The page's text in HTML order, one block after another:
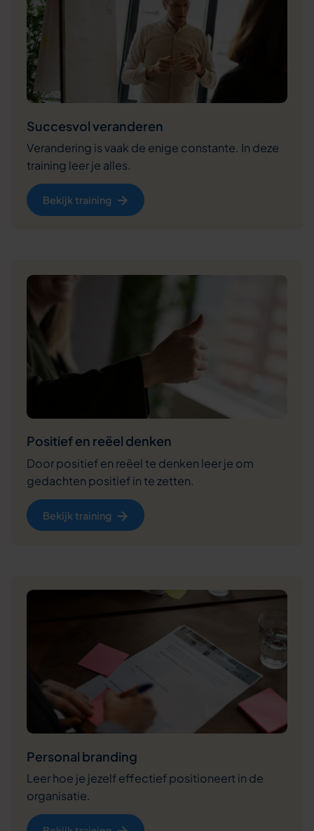
Succesvol veranderen
Verandering is vaak de enige constante. In deze
training leer je alles.
Bekijk training
Positief en reëel denken
Door positief en reëel te denken leer je om
gedachten positief in te zetten.
Bekijk training
Personal branding
Leer hoe je jezelf effectief positioneert in de
organisatie.